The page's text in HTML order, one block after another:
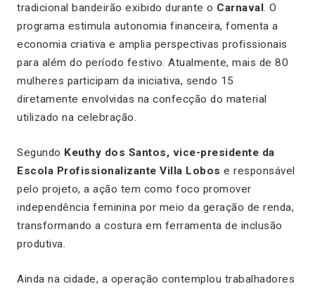
tradicional bandeirão exibido durante o Carnaval. O
programa estimula autonomia financeira, fomenta a
economia criativa e amplia perspectivas profissionais
para além do período festivo. Atualmente, mais de 80
mulheres participam da iniciativa, sendo 15
diretamente envolvidas na confecção do material
utilizado na celebração.
Segundo Keuthy dos Santos, vice-presidente da
Escola Profissionalizante Villa Lobos e responsável
pelo projeto, a ação tem como foco promover
independência feminina por meio da geração de renda,
transformando a costura em ferramenta de inclusão
produtiva.
Ainda na cidade, a operação contemplou trabalhadores